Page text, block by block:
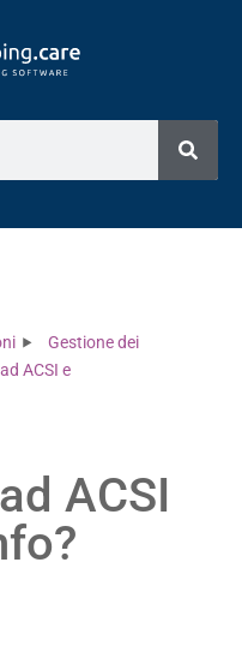
Gestione dei
ACSI e
ACSI